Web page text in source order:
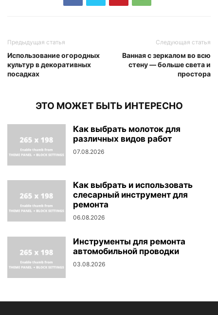
Предыдущая статья
Использование огородных
культур в декоративных
посадках
Следующая статья
Ванная с зеркалом во всю
стену — больше света и
простора
ЭТО МОЖЕТ БЫТЬ ИНТЕРЕСНО
Как выбрать молоток для
различных видов работ
07.08.2026
Как выбрать и использовать
слесарный инструмент для
ремонта
06.08.2026
Инструменты для ремонта
автомобильной проводки
03.08.2026